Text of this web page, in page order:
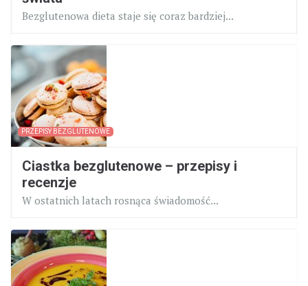
Bezglutenowa dieta staje się coraz bardziej...
PRZEPISY BEZGLUTENOWE
Ciastka bezglutenowe – przepisy i
recenzje
W ostatnich latach rosnąca świadomość...